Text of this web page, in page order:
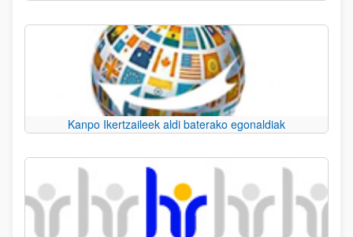
Kanpo Ikertzaileek aldi baterako egonaldiak